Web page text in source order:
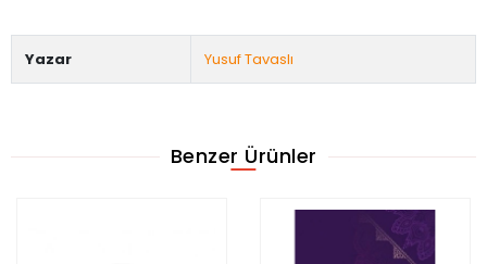
Yazar Yusuf Tavaslı
Benzer Ürünler